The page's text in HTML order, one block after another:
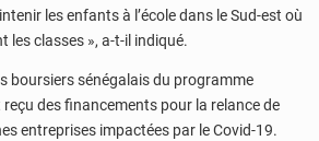
les enfants à l’école dans le Sud-est où
les classes », a-t-il indiqué.
boursiers sénégalais du programme
des financements pour la relance de
entreprises impactées par le Covid-19.